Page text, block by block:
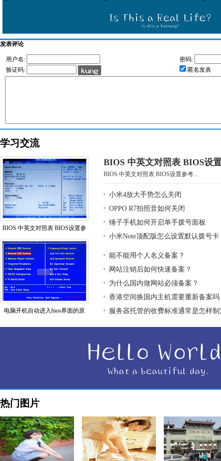
发表评论
用户名:
密码:
验证码:
匿名发表
学习交流
BIOS 中英文对照表 BIOS设置参
电脑开机自动进入bios界面的原
BIOS 中英文对照表 BIOS设
BIOS 中英文对照表 BIOS设置参考...
小米4放大手势怎么关闭
OPPO R7拍照音如何关闭
锤子手机如何开启单手拨号面板
小米Note顶配版怎么设置默认拨号卡
能不能用个人名义备案？
网站注销后如何快速备案？
为什么国内做网站必须备案？
香港空间换国内主机需要重新备案吗
服务器托管的收费标准通常是怎样
热门图片